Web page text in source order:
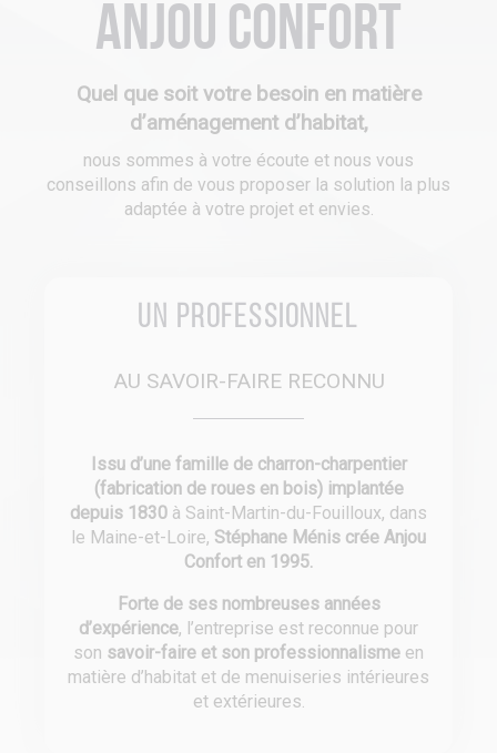
Anjou Confort
Quel que soit votre besoin en matière
d’aménagement d’habitat,
nous sommes à votre écoute et nous vous
conseillons afin de vous proposer la solution la plus
adaptée à votre projet et envies.
Un professionnel
AU SAVOIR-FAIRE RECONNU
Issu d’une famille de charron-charpentier
(fabrication de roues en bois) implantée
depuis 1830 à Saint-Martin-du-Fouilloux, dans
le Maine-et-Loire, Stéphane Ménis crée Anjou
Confort en 1995.
Forte de ses nombreuses années
d’expérience, l’entreprise est reconnue pour
son savoir-faire et son professionnalisme en
matière d’habitat et de menuiseries intérieures
et extérieures.